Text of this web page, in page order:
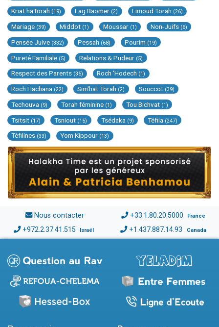
Kriat haTorah (19) Lag Baomer (2) Limoud Torah (26)
Mariage (39) Middot (1) Moussar (1) Non-Juifs (6)
Pensée Juive (332) Pessah (68) Pourim (19)
Pureté Familiale (5) Relations & Pudeur (5)
Respect des Parents (35) Roch 'Hodech (1)
Roch Hachana (22) Sim'hat Torah (2) Souccot (39)
Techouva (9) Torah féminine (1) Tou Bichvat (1)
Tsitsit (17) Tsniout (15) Tsédaka (9) Téfila (247)
Téfilines (33) Yom Kippour (13)
Nous contacter +33.1.80.20.5000 France
+972.2.37.41.515 Israël +1.437.887.14.93 Canada